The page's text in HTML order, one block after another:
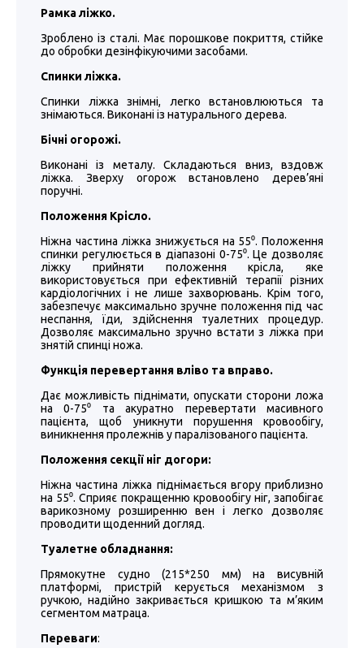
Рамка ліжко.
Зроблено із сталі. Має порошкове покриття, стійке
до обробки дезінфікуючими засобами.
Спинки ліжка.
Спинки ліжка знімні, легко встановлюються та
знімаються. Виконані із натурального дерева.
Бічні огорожі.
Виконані із металу. Складаються вниз, вздовж
ліжка. Зверху огорож встановлено дерев’яні
поручні.
Положення Крісло.
Ніжна частина ліжка знижується на 55⁰. Положення
спинки регулюється в діапазоні 0-75⁰. Це дозволяє
ліжку прийняти положення крісла, яке
використовується при ефективній терапії різних
кардіологічних і не лише захворювань. Крім того,
забезпечує максимально зручне положення під час
неспання, їди, здійснення туалетних процедур.
Дозволяє максимально зручно встати з ліжка при
знятій спинці ножа.
Функція перевертання вліво та вправо.
Дає можливість піднімати, опускати сторони ложа
на 0-75⁰ та акуратно перевертати масивного
пацієнта, щоб уникнути порушення кровообігу,
виникнення пролежнів у паралізованого пацієнта.
Положення секції ніг догори:
Ніжна частина ліжка піднімається вгору приблизно
на 55⁰. Сприяє покращенню кровообігу ніг, запобігає
варикозному розширенню вен і легко дозволяє
проводити щоденний догляд.
Туалетне обладнання:
Прямокутне судно (215*250 мм) на висувній
платформі, пристрій керується механізмом з
ручкою, надійно закривається кришкою та м’яким
сегментом матраца.
Переваги: